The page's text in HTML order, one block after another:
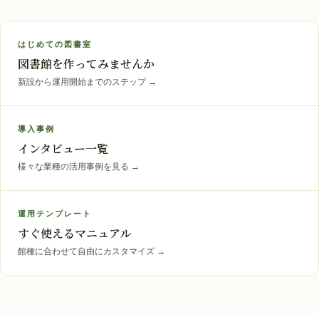
はじめての図書室
図書館を作ってみませんか
新設から運用開始までのステップ →
導入事例
インタビュー一覧
様々な業種の活用事例を見る →
運用テンプレート
すぐ使えるマニュアル
館種に合わせて自由にカスタマイズ →